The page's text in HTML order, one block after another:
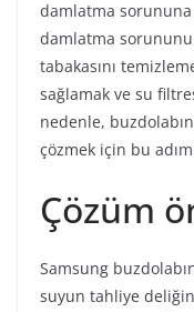
damlatma sorununa
damlatma
tabakasını
sağlamak ve su
nedenle,
çözmek için bu
Çözüm
Samsung
suyun tahliye